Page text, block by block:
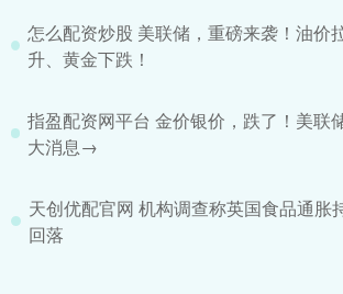
怎么配资炒股 美联储，重磅来袭！油价
升、黄金下跌！
指盈配资网平台 金价银价，跌了！美联
大消息→
天创优配官网 机构调查称英国食品通胀
回落